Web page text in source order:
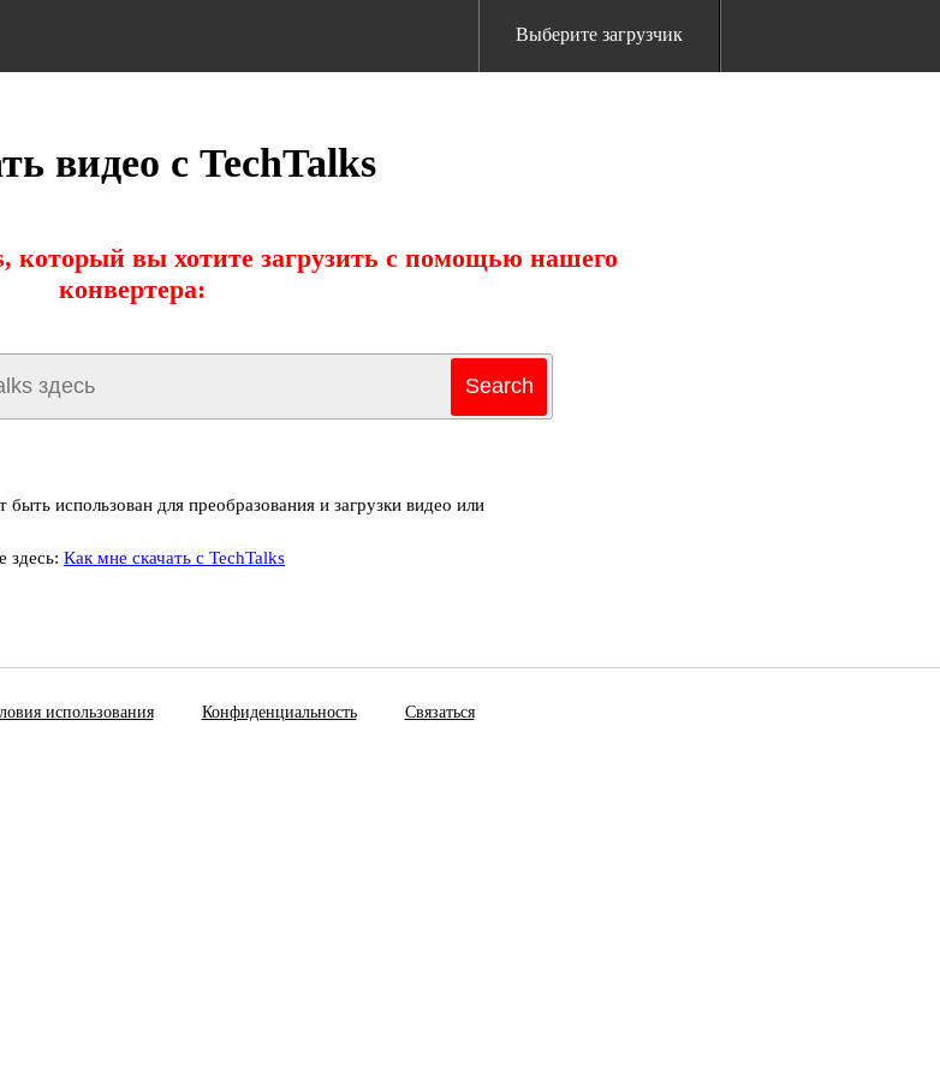
Выберите загрузчик
видео с TechTalks
который вы хотите загрузить с помощью нашего
конвертера:
использован для преобразования и загрузки видео или
здесь: Как мне скачать с TechTalks
использования Конфиденциальность Связаться